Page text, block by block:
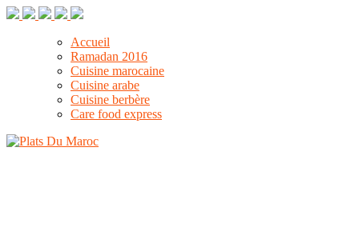
Accueil
Ramadan 2016
Cuisine marocaine
Cuisine arabe
Cuisine berbère
Care food express